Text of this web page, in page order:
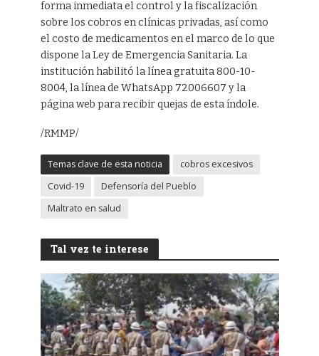
forma inmediata el control y la fiscalización
sobre los cobros en clínicas privadas, así como
el costo de medicamentos en el marco de lo que
dispone la Ley de Emergencia Sanitaria. La
institución habilitó la línea gratuita 800-10-
8004, la línea de WhatsApp 72006607 y la
página web para recibir quejas de esta índole.
/RMMP/
Temas clave de esta noticia
cobros excesivos
Covid-19
Defensoría del Pueblo
Maltrato en salud
Tal vez te interese